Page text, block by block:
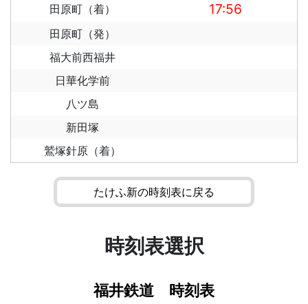
田原町（着） 17:56
田原町（発）
福大前西福井
日華化学前
八ツ島
新田塚
鷲塚針原（着）
たけふ新の時刻表に戻る
時刻表選択
福井鉄道 時刻表